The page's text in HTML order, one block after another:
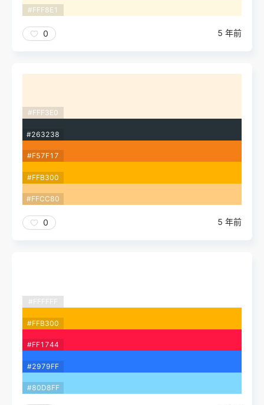
#FFF8E1
0 5 年前
#FFF3E0
#263238
#F57F17
#FFB300
#FFCC80
0 5 年前
#FFFFFF
#FFB300
#FF1744
#2979FF
#80D8FF